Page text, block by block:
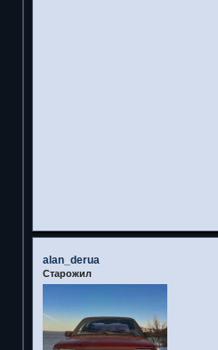
alan_derua
Старожил